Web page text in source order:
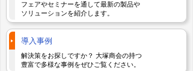
フェアやセミナーを通して最新の製品や
ソリューションを紹介します。
導入事例
解決策をお探しですか？ 大塚商会の持つ
豊富で多様な事例をぜひご覧ください。